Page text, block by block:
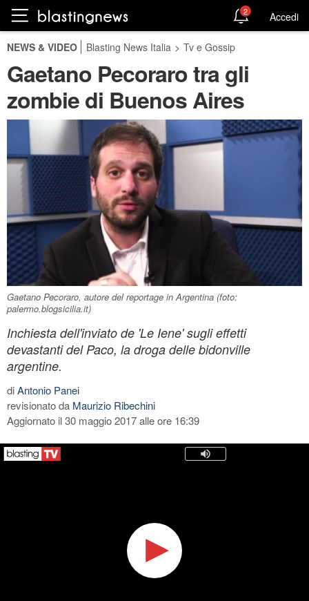
2 Accedi
NEWS & VIDEO Blasting News Italia > Tv e Gossip
Gaetano Pecoraro tra gli
zombie di Buenos Aires
Gaetano Pecoraro, autore del reportage in Argentina (foto:
palermo.blogsicilia.it)
Inchiesta dell'inviato de 'Le Iene' sugli effetti
devastanti del Paco, la droga delle bidonville
argentine.
diAntonio Panei
revisionato da Maurizio Ribechini
Aggiornato il 30 maggio 2017 alle ore 16:39